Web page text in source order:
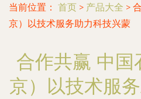
当前位置： 首页 > 产品大全 >
京）以技术服务助力科技兴蒙
合作共赢 中国
京）以技术服